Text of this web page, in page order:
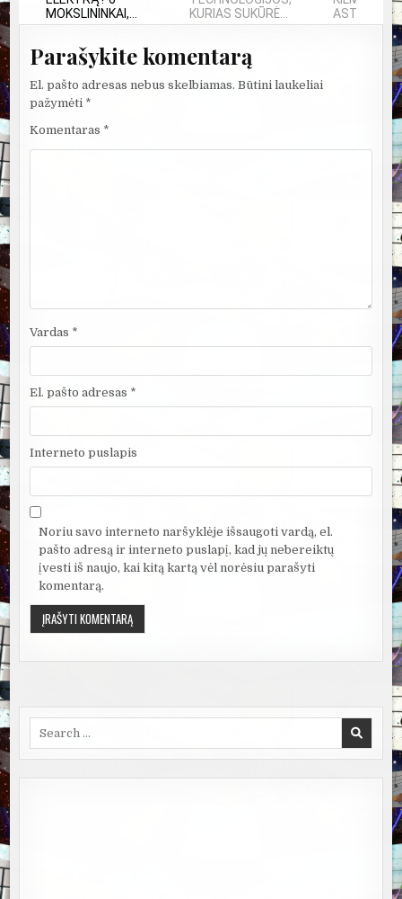
MOKSLININKAI,...
KURIAS SUKŪRĖ...
Parašykite komentarą
El. pašto adresas nebus skelbiamas. Būtini laukeliai
pažymėti *
Komentaras *
Vardas *
El. pašto adresas *
Interneto puslapis
Noriu savo interneto naršyklėje išsaugoti vardą, el.
pašto adresą ir interneto puslapį, kad jų nebereiktų
įvesti iš naujo, kai kitą kartą vėl norėsiu parašyti
komentarą.